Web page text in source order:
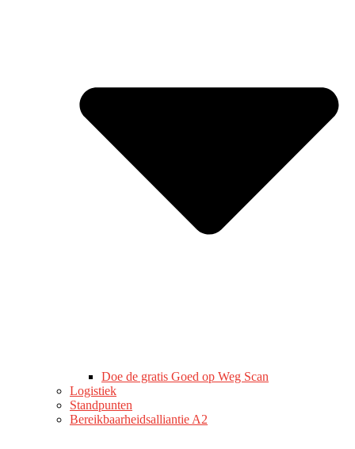
Doe de gratis Goed op Weg Scan
Logistiek
Standpunten
Bereikbaarheidsalliantie A2